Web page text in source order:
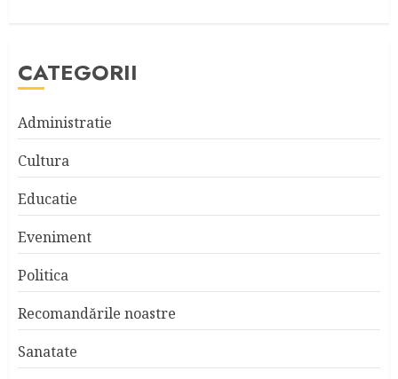
CATEGORII
Administratie
Cultura
Educatie
Eveniment
Politica
Recomandările noastre
Sanatate